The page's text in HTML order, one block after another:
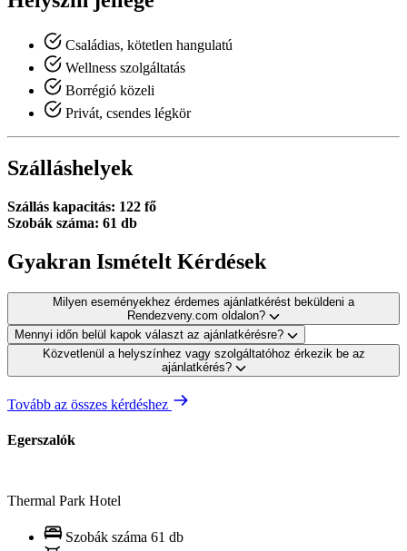
Családias, kötetlen hangulatú
Wellness szolgáltatás
Borrégió közeli
Privát, csendes légkör
Szálláshelyek
Szállás kapacitás: 122 fő
Szobák száma: 61 db
Gyakran Ismételt Kérdések
Milyen eseményekhez érdemes ajánlatkérést beküldeni a
Rendezveny.com oldalon?
Mennyi időn belül kapok választ az ajánlatkérésre?
Közvetlenül a helyszínhez vagy szolgáltatóhoz érkezik be az
ajánlatkérés?
Tovább az összes kérdéshez
Egerszalók
Thermal Park Hotel
Szobák száma 61 db